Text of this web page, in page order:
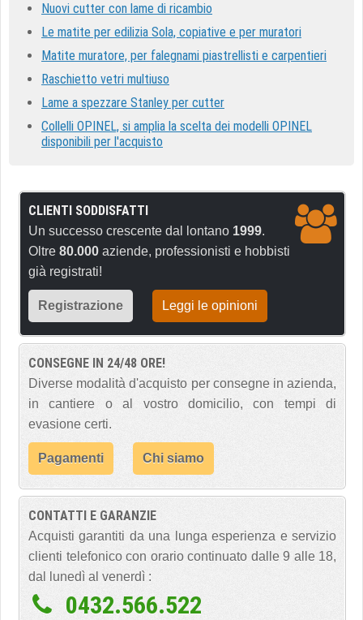
Nuovi cutter con lame di ricambio
Le matite per edilizia Sola, copiative e per muratori
Matite muratore, per falegnami piastrellisti e carpentieri
Raschietto vetri multiuso
Lame a spezzare Stanley per cutter
Collelli OPINEL, si amplia la scelta dei modelli OPINEL
disponibili per l'acquisto
CLIENTI SODDISFATTI
Un successo crescente dal lontano 1999.
Oltre 80.000 aziende, professionisti e hobbisti
già registrati!
Registrazione Leggi le opinioni
CONSEGNE IN 24/48 ORE!
Diverse modalità d'acquisto per consegne in azienda,
in cantiere o al vostro domicilio, con tempi di
evasione certi.
Pagamenti Chi siamo
CONTATTI E GARANZIE
Acquisti garantiti da una lunga esperienza e servizio
clienti telefonico con orario continuato dalle 9 alle 18,
dal lunedì al venerdì :
0432.566.522